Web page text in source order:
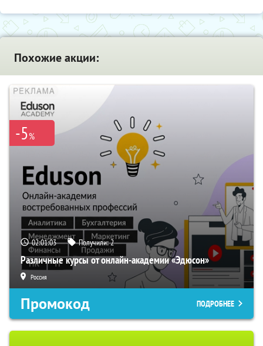
Похожие акции:
-5%
02:01:02 Получили:2
Различные курсы от онлайн-академии «Эдюсон»
Россия
Промокод ПОДРОБНЕЕ